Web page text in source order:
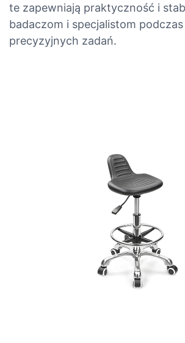
te zapewniają praktyczność i
badaczom i specjalistom
precyzyjnych zadań.